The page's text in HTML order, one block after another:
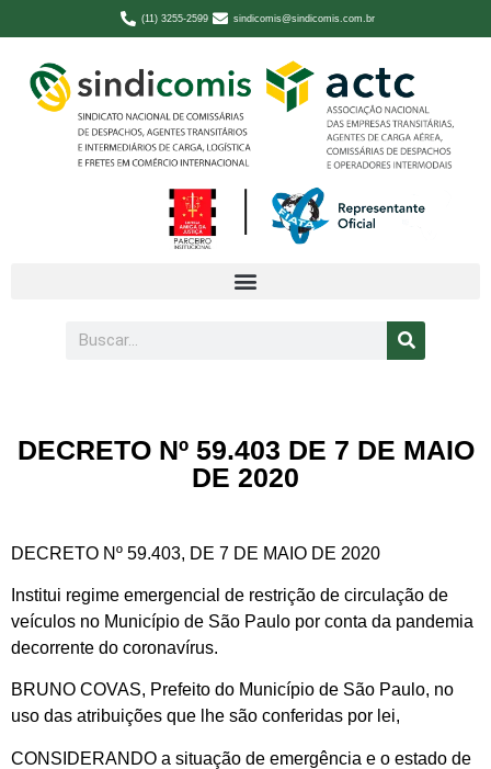
(11) 3255-2599 sindicomis@sindicomis.com.br
DECRETO Nº 59.403 DE 7 DE MAIO
DE 2020
DECRETO Nº 59.403, DE 7 DE MAIO DE 2020
Institui regime emergencial de restrição de circulação de
veículos no Município de São Paulo por conta da pandemia
decorrente do coronavírus.
BRUNO COVAS, Prefeito do Município de São Paulo, no
uso das atribuições que lhe são conferidas por lei,
CONSIDERANDO a situação de emergência e o estado de